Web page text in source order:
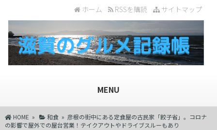
サイトマップ
RSSを購読
ホーム
MENU
HOME » 和食 » 彦根の街中にある定食屋の古民家「餃子省」。コロナ
の影響で屋外での屋台営業！テイクアウトやドライブスルーもあり